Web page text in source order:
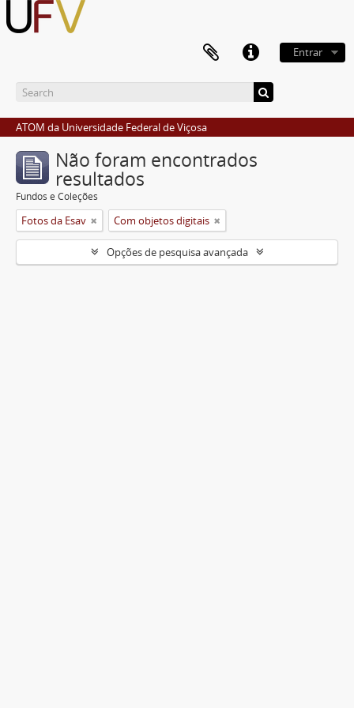
Entrar
ATOM da Universidade Federal de Viçosa
Não foram encontrados
resultados
Fundos e Coleções
Fotos da Esav Com objetos digitais
Opções de pesquisa avançada